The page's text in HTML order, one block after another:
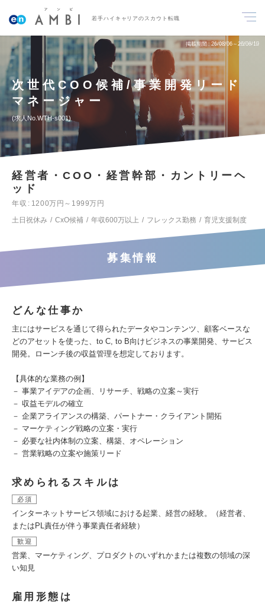
若手ハイキャリアのスカウト転職
掲載期間 26/08/06～26/08/19
次世代COO候補/事業開発リード
マネージャー
求人No.WTH-s001
経営者・COO・経営幹部・カントリーヘ
ッド
年収
1200万円～1999万円
土日祝休み
CxO候補 年収600万以上 フレックス勤務 育児支援制度
募集情報
どんな仕事か
主にはサービスを通じて得られたデータやコンテンツ、顧客ベースな
どのアセットを使った、to C, to B向けビジネスの事業開発、サービス
開発。ローンチ後の収益管理を想定しております。
【具体的な業務の例】
－ 事業アイデアの企画、リサーチ、戦略の立案～実行
－ 収益モデルの確立
－ 企業アライアンスの構築、パートナー・クライアント開拓
－ マーケティング戦略の立案・実行
－ 必要な社内体制の立案、構築、オペレーション
－ 営業戦略の立案や施策リード
求められるスキルは
必須
インターネットサービス領域における起業、経営の経験。（経営者、
またはPL責任が伴う事業責任者経験）
歓迎
営業、マーケティング、プロダクトのいずれかまたは複数の領域の深
い知見
雇用形態は